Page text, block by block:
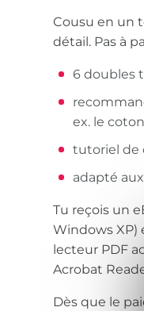
Cousu en un
détail. Pas à
6 doubles
ex. le
tutoriel de
adapté
Tu reçois un
Windows XP)
lecteur PDF
Acrobat
Dès que le